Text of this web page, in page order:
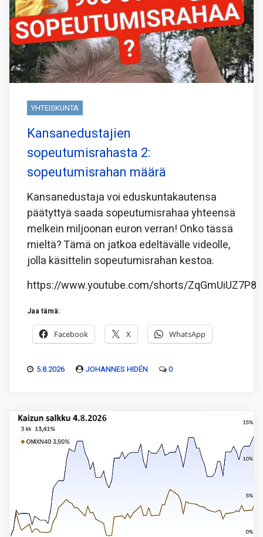
YHTEISKUNTA
Kansanedustajien
sopeutumisrahasta 2:
sopeutumisrahan määrä
Kansanedustaja voi eduskuntakautensa
päätyttyä saada sopeutumisrahaa yhteensä
melkein miljoonan euron verran! Onko tässä
mieltä? Tämä on jatkoa edeltävälle videolle,
jolla käsittelin sopeutumisrahan kestoa.
https://www.youtube.com/shorts/ZqGmUiUZ7P8
Jaa tämä:
Facebook X WhatsApp
5.8.2026 JOHANNES HIDÉN 0